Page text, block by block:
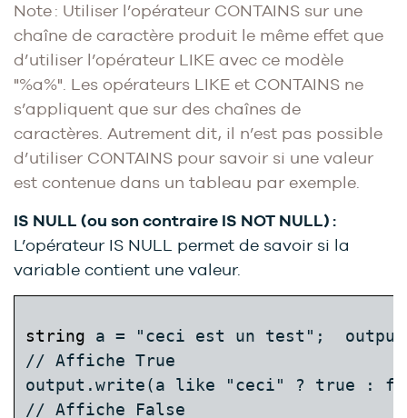
Note : Utiliser l’opérateur CONTAINS sur une
chaîne de caractère produit le même effet que
d’utiliser l’opérateur LIKE avec ce modèle
"%a%". Les opérateurs LIKE et CONTAINS ne
s’appliquent que sur des chaînes de
caractères. Autrement dit, il n’est pas possible
d’utiliser CONTAINS pour savoir si une valeur
est contenue dans un tableau par exemple.
IS NULL (ou son contraire IS NOT NULL) :
L’opérateur IS NULL permet de savoir si la
variable contient une valeur.
string a = "ceci est un test";
// Affiche True
output.write(a like "ceci" ? true :
// Affiche False